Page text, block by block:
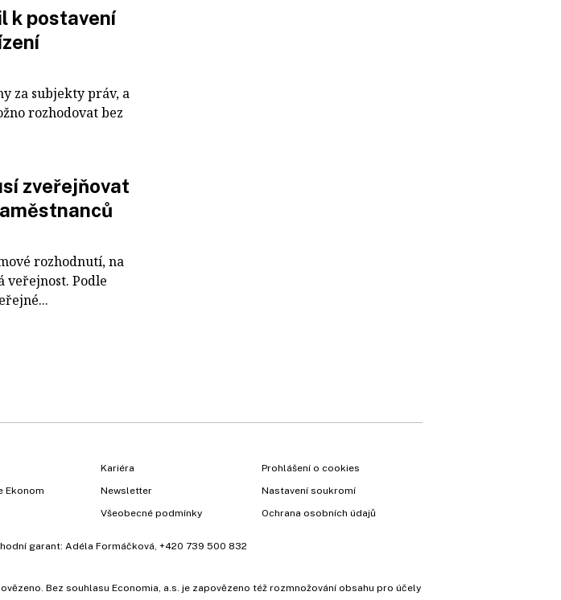
k postavení
za subjekty práv, a
rozhodovat bez
zveřejňovat
rozhodnutí, na
veřejnost. Podle
Ekonom
Kariéra
Newsletter
Všeobecné podmínky
Prohlášení o cookies
Nastavení soukromí
Ochrana osobních údajů
garant: Adéla Formáčková +420 739 500 832
Bez souhlasu Economia, a.s. je zapovězeno též rozmnožování obsahu pro účely